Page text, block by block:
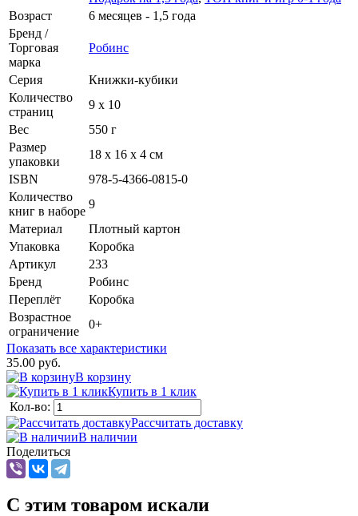
Возраст
6 месяцев - 1,5 года
Бренд /
Торговая
марка
Робинс
Серия
Книжки-кубики
Количество
страниц
9 х 10
Вес
550 г
Размер
упаковки
18 х 16 х 4 см
ISBN
978-5-4366-0815-0
Количество
книг в наборе
9
Материал
Плотный картон
Упаковка
Коробка
Артикул
233
Бренд
Робинс
Переплёт
Коробка
Возрастное
ограничение
0+
Показать все характеристики
35.00 руб.
В корзину
Купить в 1 клик
Кол-во:
Рассчитать доставку
В наличии
Поделиться
C этим товаром искали